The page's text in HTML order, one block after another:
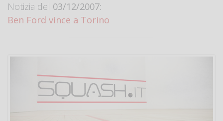
Notizia del 03/12/2007:
Ben Ford vince a Torino